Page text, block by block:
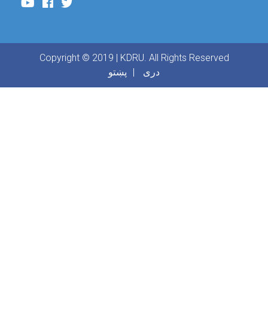
Copyright © 2019 | KDRU. All Rights Reserved
پښتو
دری